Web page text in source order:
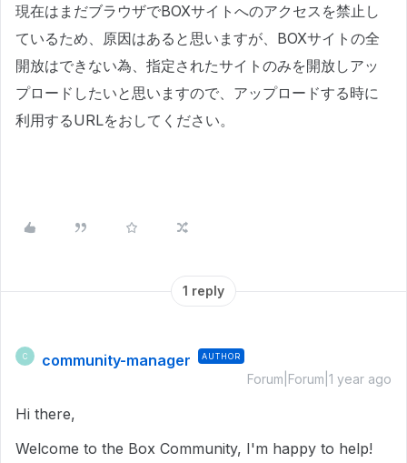
現在はまだブラウザでBOXサイトへのアクセスを禁止し
ているため、原因はあると思いますが、BOXサイトの全
開放はできない為、指定されたサイトのみを開放しアッ
プロードしたいと思いますので、アップロードする時に
利用するURLをおしてください。
1 reply
C community-manager AUTHOR
Forum|Forum|1 year ago
Hi there,
Welcome to the Box Community, I'm happy to help!